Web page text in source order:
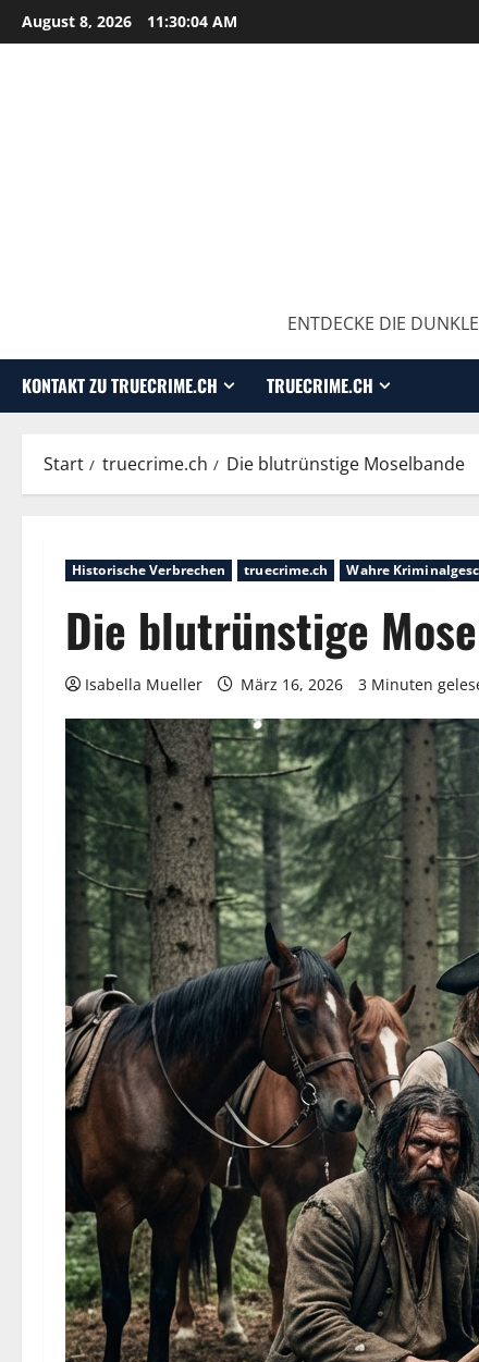
August 8, 2026 11:30:06 AM
ENTDECKE DIE
KONTAKT ZU TRUECRIME.CH TRUECRIME.CH
Start truecrime.ch Die blutrünstige Moselbande
Historische Verbrechen truecrime.ch Wahre
Die blutrünstige
Isabella Mueller März 16, 2026 3 Minuten